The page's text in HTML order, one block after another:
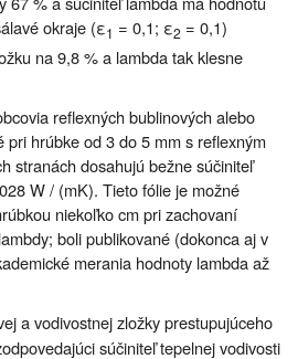
okraje (ε1 = 0,1; ε2 = 0,1)
na 9,8 % a lambda tak klesne
reflexných bublinových alebo
pri hrúbke od 3 do 5 mm s reflexným
stranách dosahujú bežne súčiniteľ
W / (mK). Tieto fólie je možné
niekoľko cm pri zachovaní
boli publikované (dokonca aj v
merania hodnoty lambda až
a vodivostnej zložky prestupujúceho
súčiniteľ tepelnej vodivosti